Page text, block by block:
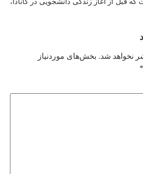
قبل از آغاز زندگی دانشجویی در کانادا،
نخواهد شد. بخش‌های موردنیاز
*